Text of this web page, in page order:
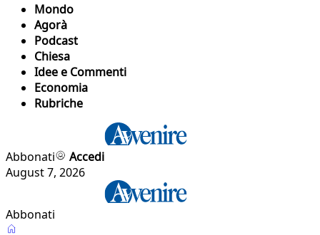
Mondo
Agorà
Podcast
Chiesa
Idee e Commenti
Economia
Rubriche
Abbonati
Accedi
August 7, 2026
Abbonati